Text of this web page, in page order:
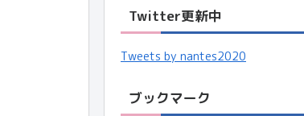
Twitter更新中
Tweets by nantes2020
ブックマーク